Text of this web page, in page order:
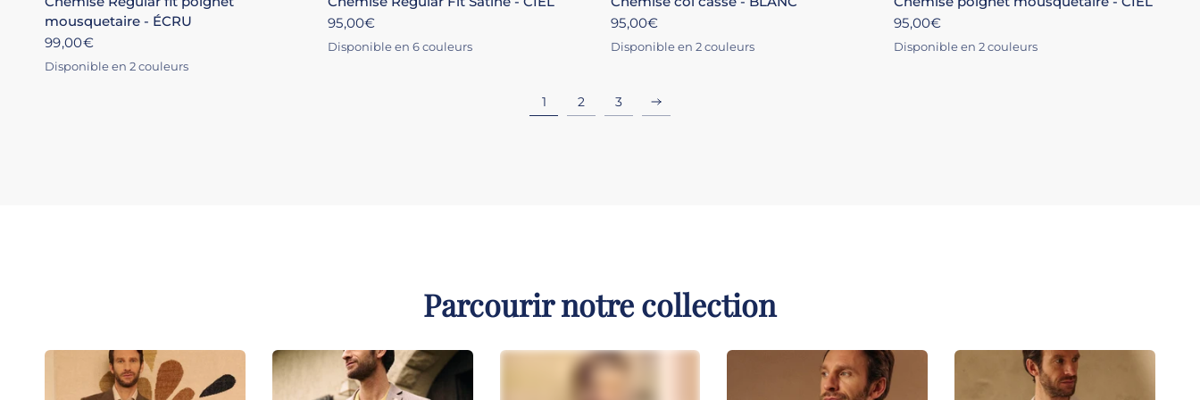
mousquetaire - ÉCRU
99,00€
BLANC
ÉCRU
Disponible en 2 couleurs
95,00€
BLANC
CIELROSE
NOIRMARINE
ÉCRU
Disponible en 6 couleurs
95,00€
BLANC
ÉCRU
Disponible en 2 couleurs
95,00€
BLANC
CIEL
Disponible en 2 couleurs
1 2 3
Parcourir notre collection